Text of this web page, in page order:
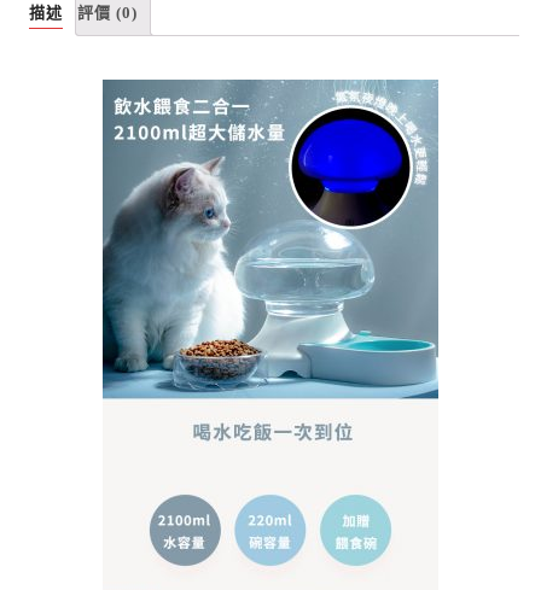
描述 評價 (0)